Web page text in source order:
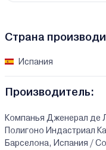
Страна
Испания
Производитель:
Компанья Дженерал де
Полигоно Индастриал
Барселона, Испания /